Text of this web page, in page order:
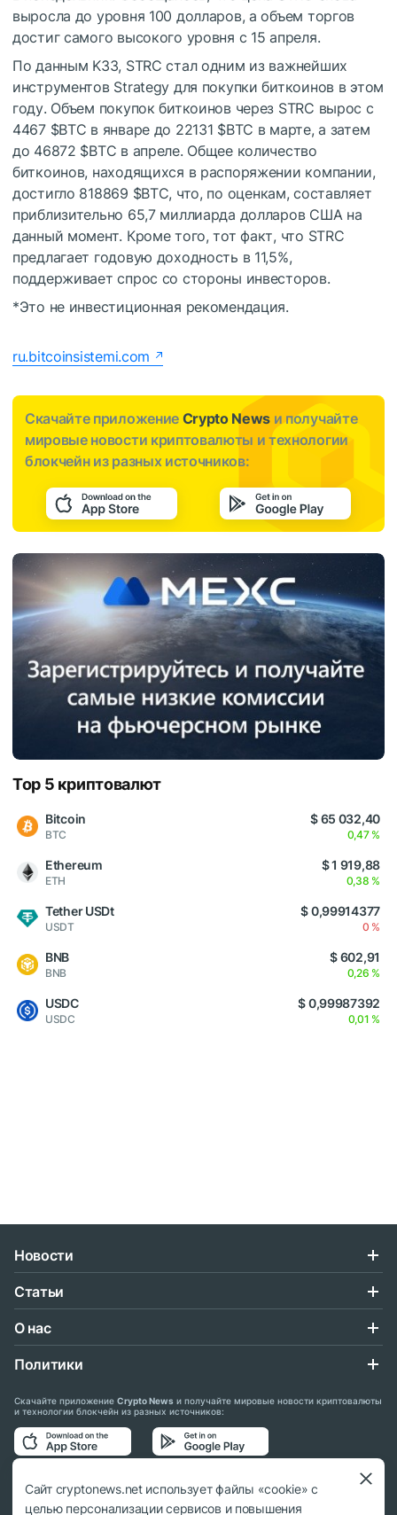
выросла до уровня 100 долларов, а объем торгов
достиг самого высокого уровня с 15 апреля.
По данным K33, STRC стал одним из важнейших
инструментов Strategy для покупки биткоинов в этом
году. Объем покупок биткоинов через STRC вырос с
4467 $BTC в январе до 22131 $BTC в марте, а затем
до 46872 $BTC в апреле. Общее количество
биткоинов, находящихся в распоряжении компании,
достигло 818869 $BTC, что, по оценкам, составляет
приблизительно 65,7 миллиарда долларов США на
данный момент. Кроме того, тот факт, что STRC
предлагает годовую доходность в 11,5%,
поддерживает спрос со стороны инвесторов.
*Это не инвестиционная рекомендация.
ru.bitcoinsistemi.com
Скачайте приложение Crypto News и получайте
мировые новости криптовалюты и технологии
блокчейн из разных источников:
Top 5 криптовалют
Bitcoin
BTC
$ 65 032,40
0,47 %
Ethereum
ETH
$ 1 919,88
0,38 %
Tether USDt
USDT
$ 0,99914377
0 %
BNB
BNB
$ 602,91
0,26 %
USDC
USDC
$ 0,99987392
0,01 %
Новости
Статьи
О нас
Политики
Скачайте приложение Crypto News и получайте мировые новости криптовалюты
и технологии блокчейн из разных источников:
Подписывайтесь на нас в социальных сетях:
Сайт cryptonews.net использует файлы «cookie» с
целью персонализации сервисов и повышения